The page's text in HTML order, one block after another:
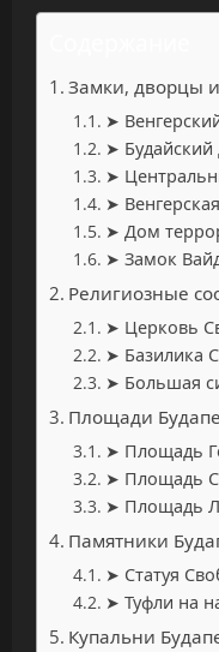
Замки, дворцы
➤
➤ Будайский
➤
➤
➤ Дом
➤ Замок
Религиозные
➤ Церковь
➤ Базилика
➤ Большая
Площади
➤ Площадь
➤ Площадь
➤ Площадь
Памятники
➤ Статуя
➤ Туфли на
Купальни